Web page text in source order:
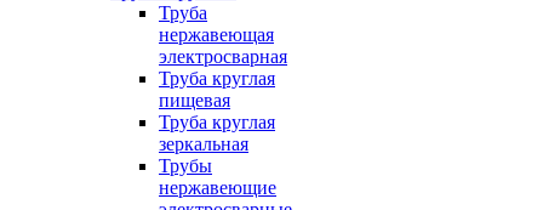
Труба
нержавеющая
электросварная
Труба круглая
пищевая
Труба круглая
зеркальная
Трубы
нержавеющие